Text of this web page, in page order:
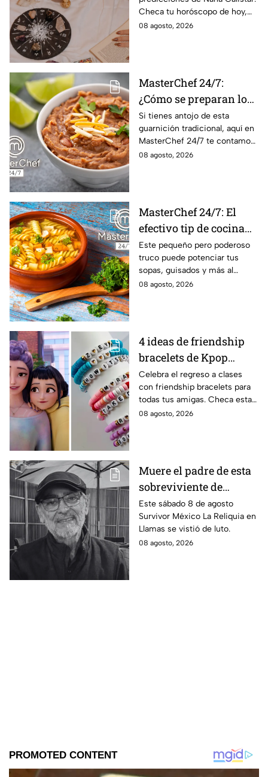
Checa tu horóscopo de hoy,
domingo 9 de agosto, y
08 agosto, 2026
MasterChef 24/7:
¿Cómo se preparan los
frijoles puercos estilo
Sonora?
Si tienes antojo de esta
guarnición tradicional, aquí en
MasterChef 24/7 te contamos
la receta.
08 agosto, 2026
MasterChef 24/7: El
efectivo tip de cocina
de las abuelas para
darle sabor extra al
caldillo
Este pequeño pero poderoso
truco puede potenciar tus
sopas, guisados y más al
máximo.
08 agosto, 2026
4 ideas de friendship
bracelets de Kpop
Demon Hunters para
intercambiar con tus
mejores amigas este
regreso a clases
Celebra el regreso a clases
con friendship bracelets para
todas tus amigas. Checa estas
4 ideas inspiradas en Kpop
08 agosto, 2026
Muere el padre de esta
sobreviviente de
Survivor México La
Reliquia en Llamas
Este sábado 8 de agosto
Survivor México La Reliquia en
Llamas se vistió de luto.
08 agosto, 2026